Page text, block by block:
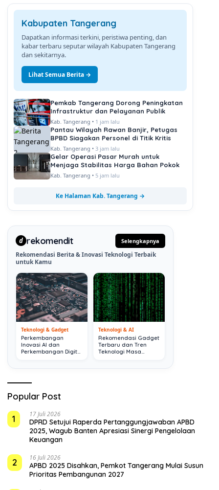
Kabupaten Tangerang
Dapatkan informasi terkini, peristiwa penting, dan
kabar terbaru seputar wilayah Kabupaten Tangerang
dan sekitarnya.
Lihat Semua Berita →
Pemkab Tangerang Dorong Peningkatan
Infrastruktur dan Pelayanan Publik
Kab. Tangerang • 1 jam lalu
Pantau Wilayah Rawan Banjir, Petugas
BPBD Siagakan Personel di Titik Kritis
Kab. Tangerang • 3 jam lalu
Gelar Operasi Pasar Murah untuk
Menjaga Stabilitas Harga Bahan Pokok
Kab. Tangerang • 5 jam lalu
Ke Halaman Kab. Tangerang →
d rekomendit Selengkapnya
Rekomendasi Berita & Inovasi Teknologi Terbaik
untuk Kamu
Teknologi & Gadget
Perkembangan
Inovasi AI dan
Perkembangan Digital
Teknologi & AI
Rekomendasi Gadget
Terbaru dan Tren
Teknologi Masa
Popular Post
1
17 Juli 2026
DPRD Setujui Raperda Pertanggungjawaban APBD
2025, Wagub Banten Apresiasi Sinergi Pengelolaan
Keuangan
2 16 Juli 2026
APBD 2025 Disahkan, Pemkot Tangerang Mulai Susun
Prioritas Pembangunan 2027